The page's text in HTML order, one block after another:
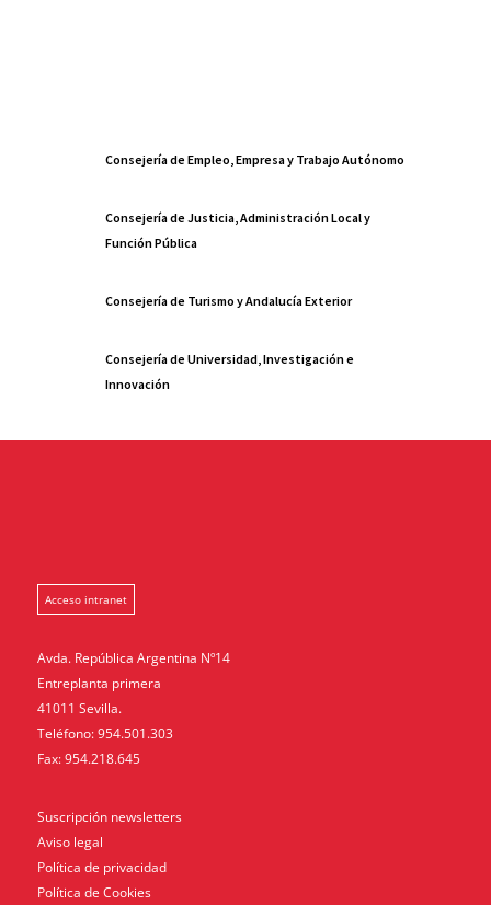
Consejería de Empleo, Empresa y Trabajo Autónomo
Consejería de Justicia, Administración Local y
Función Pública
Consejería de Turismo y Andalucía Exterior
Consejería de Universidad, Investigación e
Innovación
Acceso intranet
Avda. República Argentina Nº14
Entreplanta primera
41011 Sevilla.
Teléfono: 954.501.303
Fax: 954.218.645
Suscripción newsletters
Aviso legal
Política de privacidad
Política de Cookies